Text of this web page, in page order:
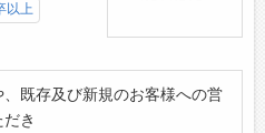
以上
、既存及び新規のお客様への営
き